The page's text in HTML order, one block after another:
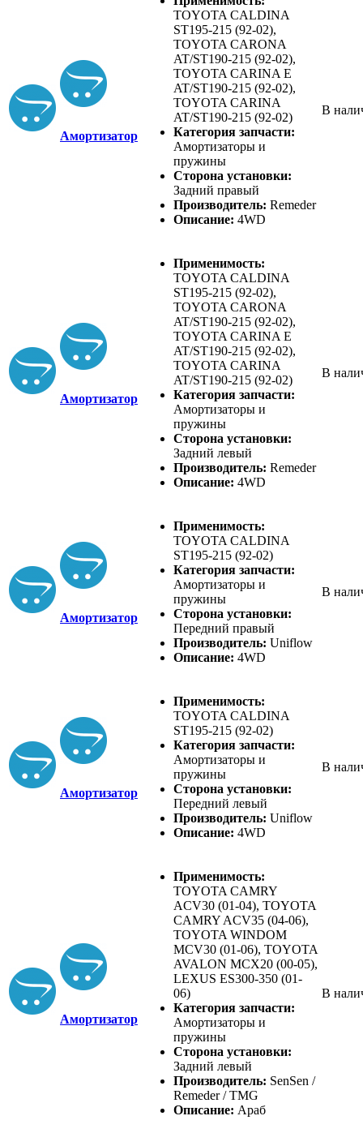
Амортизатор
TOYOTA CALDINA
ST195-215 (92-02),
TOYOTA CARONA
AT/ST190-215 (92-02),
TOYOTA CARINA E
AT/ST190-215 (92-02),
TOYOTA CARINA
AT/ST190-215 (92-02)
Категория запчасти:
Амортизаторы и
пружины
Сторона установки:
Задний правый
Производитель: Remeder
Описание: 4WD
В
Амортизатор
Применимость:
TOYOTA CALDINA
ST195-215 (92-02),
TOYOTA CARONA
AT/ST190-215 (92-02),
TOYOTA CARINA E
AT/ST190-215 (92-02),
TOYOTA CARINA
AT/ST190-215 (92-02)
Категория запчасти:
Амортизаторы и
пружины
Сторона установки:
Задний левый
Производитель: Remeder
Описание: 4WD
В
Амортизатор
Применимость:
TOYOTA CALDINA
ST195-215 (92-02)
Категория запчасти:
Амортизаторы и
пружины
Сторона установки:
Передний правый
Производитель: Uniflow
Описание: 4WD
В
Амортизатор
Применимость:
TOYOTA CALDINA
ST195-215 (92-02)
Категория запчасти:
Амортизаторы и
пружины
Сторона установки:
Передний левый
Производитель: Uniflow
Описание: 4WD
В
Амортизатор
Применимость:
TOYOTA CAMRY
ACV30 (01-04), TOYOTA
CAMRY ACV35 (04-06),
TOYOTA WINDOM
MCV30 (01-06), TOYOTA
AVALON MCX20 (00-05),
LEXUS ES300-350 (01-
06)
Категория запчасти:
Амортизаторы и
пружины
Сторона установки:
Задний левый
Производитель: SenSen /
Remeder / TMG
Описание: Араб
В